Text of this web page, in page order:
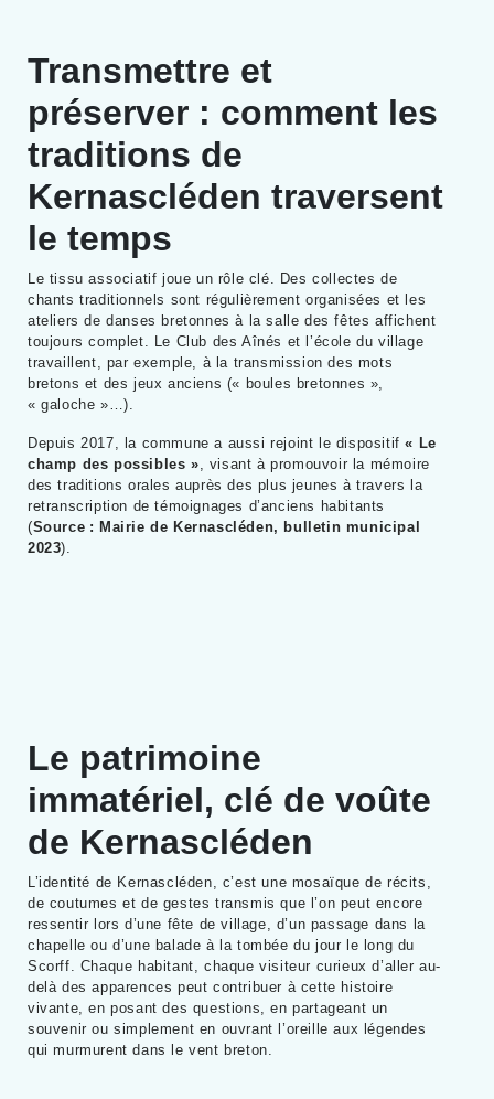
Transmettre et
préserver : comment les
traditions de
Kernascléden traversent
le temps
Le tissu associatif joue un rôle clé. Des collectes de
chants traditionnels sont régulièrement organisées et les
ateliers de danses bretonnes à la salle des fêtes affichent
toujours complet. Le Club des Aînés et l’école du village
travaillent, par exemple, à la transmission des mots
bretons et des jeux anciens (« boules bretonnes »,
« galoche »…).
Depuis 2017, la commune a aussi rejoint le dispositif« Le
champ des possibles » , visant à promouvoir la mémoire
des traditions orales auprès des plus jeunes à travers la
retranscription de témoignages d’anciens habitants
(Source : Mairie de Kernascléden, bulletin municipal
2023).
Le patrimoine
immatériel, clé de voûte
de Kernascléden
L’identité de Kernascléden, c’est une mosaïque de récits,
de coutumes et de gestes transmis que l’on peut encore
ressentir lors d’une fête de village, d’un passage dans la
chapelle ou d’une balade à la tombée du jour le long du
Scorff. Chaque habitant, chaque visiteur curieux d’aller au-
delà des apparences peut contribuer à cette histoire
vivante, en posant des questions, en partageant un
souvenir ou simplement en ouvrant l’oreille aux légendes
qui murmurent dans le vent breton.